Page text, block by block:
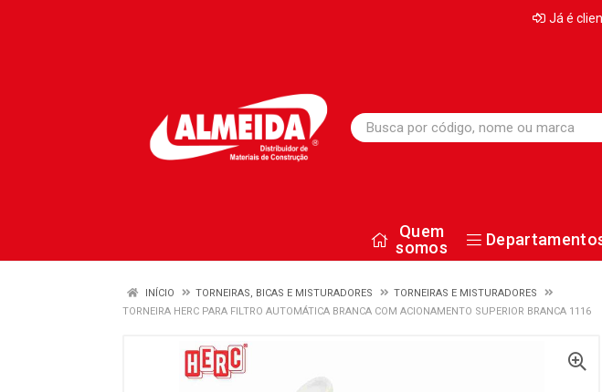
Já é
Quem
somos
INÍCIO TORNEIRAS, BICAS E MISTURADORES
TORNEIRAS E MISTURADORES
TORNEIRA HERC PARA FILTRO AUTOMÁTICA BRANCA COM ACIONAMENTO SUPERIOR BRANCA 1116